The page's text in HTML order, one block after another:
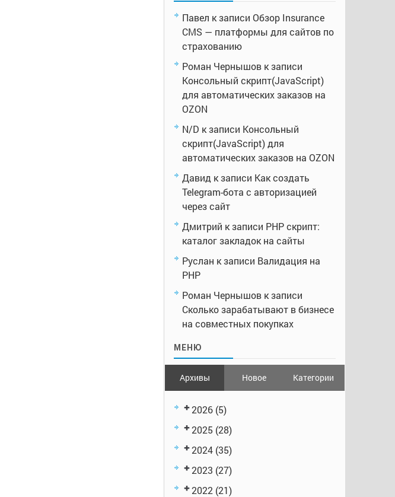
Павел к записи Обзор Insurance
CMS — платформы для сайтов по
страхованию
Роман Чернышов к записи
Консольный скрипт(JavaScript)
для автоматических заказов на
OZON
N/D к записи Консольный
скрипт(JavaScript) для
автоматических заказов на OZON
Давид к записи Как создать
Telegram-бота с авторизацией
через сайт
Дмитрий к записи PHP скрипт:
каталог закладок на сайты
Руслан к записи Валидация на
PHP
Роман Чернышов к записи
Сколько зарабатывают в бизнесе
на совместных покупках
МЕНЮ
Архивы Новое Категории
2026 (5)
2025 (28)
2024 (35)
2023 (27)
2022 (21)